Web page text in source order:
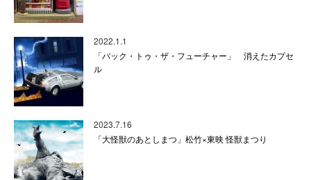
2022.1.1
「バック・トゥ・ザ・フューチャー」 消えたカプセ
ル
2023.7.16
「大怪獣のあとしまつ」松竹×東映 怪獣まつり